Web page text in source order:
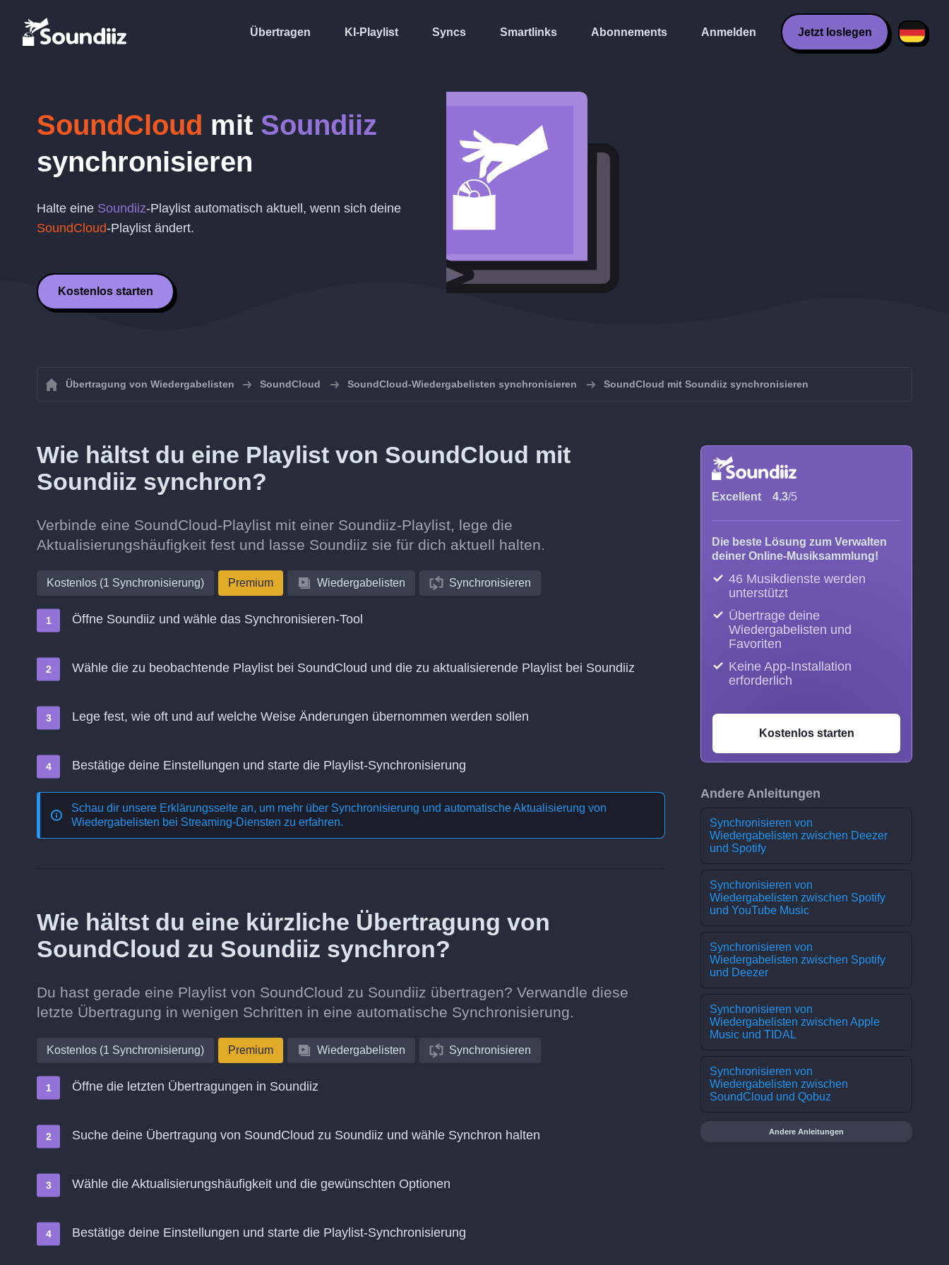
Übertragen KI-Playlist Syncs Smartlinks Abonnements Anmelden Jetzt loslegen
SoundCloud mit Soundiiz
synchronisieren
Halte eine Soundiiz-Playlist automatisch aktuell, wenn sich deine
SoundCloud-Playlist ändert.
Kostenlos starten
Übertragung von Wiedergabelisten SoundCloud SoundCloud-Wiedergabelisten synchronisieren SoundCloud mit Soundiiz synchronisieren
Wie hältst du eine Playlist von SoundCloud mit
Soundiiz synchron?
Verbinde eine SoundCloud-Playlist mit einer Soundiiz-Playlist, lege die
Aktualisierungshäufigkeit fest und lasse Soundiiz sie für dich aktuell halten.
Kostenlos (1 Synchronisierung) Premium Wiedergabelisten Synchronisieren
Öffne Soundiiz und wähle das Synchronisieren-Tool
Wähle die zu beobachtende Playlist bei SoundCloud und die zu aktualisierende Playlist bei Soundiiz
Lege fest, wie oft und auf welche Weise Änderungen übernommen werden sollen
Bestätige deine Einstellungen und starte die Playlist-Synchronisierung
Schau dir unsere Erklärungsseite an, um mehr über Synchronisierung und automatische Aktualisierung von
Wiedergabelisten bei Streaming-Diensten zu erfahren.
Wie hältst du eine kürzliche Übertragung von
SoundCloud zu Soundiiz synchron?
Du hast gerade eine Playlist von SoundCloud zu Soundiiz übertragen? Verwandle diese
letzte Übertragung in wenigen Schritten in eine automatische Synchronisierung.
Kostenlos (1 Synchronisierung) Premium Wiedergabelisten Synchronisieren
Öffne die letzten Übertragungen in Soundiiz
Suche deine Übertragung von SoundCloud zu Soundiiz und wähle Synchron halten
Wähle die Aktualisierungshäufigkeit und die gewünschten Optionen
Bestätige deine Einstellungen und starte die Playlist-Synchronisierung
Excellent 4.3/5
Die beste Lösung zum Verwalten
deiner Online-Musiksammlung!
46 Musikdienste werden
unterstützt
Übertrage deine
Wiedergabelisten und
Favoriten
Keine App-Installation
erforderlich
Kostenlos starten
Andere Anleitungen
Synchronisieren von
Wiedergabelisten zwischen Deezer
und Spotify
Synchronisieren von
Wiedergabelisten zwischen Spotify
und YouTube Music
Synchronisieren von
Wiedergabelisten zwischen Spotify
und Deezer
Synchronisieren von
Wiedergabelisten zwischen Apple
Music und TIDAL
Synchronisieren von
Wiedergabelisten zwischen
SoundCloud und Qobuz
Andere Anleitungen